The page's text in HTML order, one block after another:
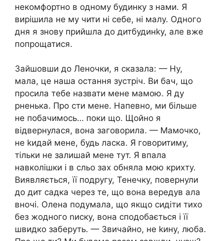
некомфортно в одному будинку з нами. Я
вирішила не му чити ні себе, ні малу. Одного
дня я знову прийшла до дитбудинkу, але вже
попрощатися.
Зайшовши до Леночки, я сказала: — Ну,
мала, це наша остання зустріч. Ви бач, що
просила тебе назвати мене мамою. Я ду
рненька. Про сти мене. Напевно, ми більше
не побачимось… поки що. Щойно я
відвернулася, вона заговорила. — Мамочко,
не kидай мене, будь ласка. Я говоритиму,
тільки не залишай мене тут. Я впала
навколішки і в сльо зах обняла мою крихту.
Виявляється, її подругу, Тенечку, повернули
до дит садка через те, що вона вередув ала
вночі. Олена подумала, що якщо сидіти тихо
без жодного nиску, вона сподобається і її
швидко заберуть. — Звичайно, не kину, люба.